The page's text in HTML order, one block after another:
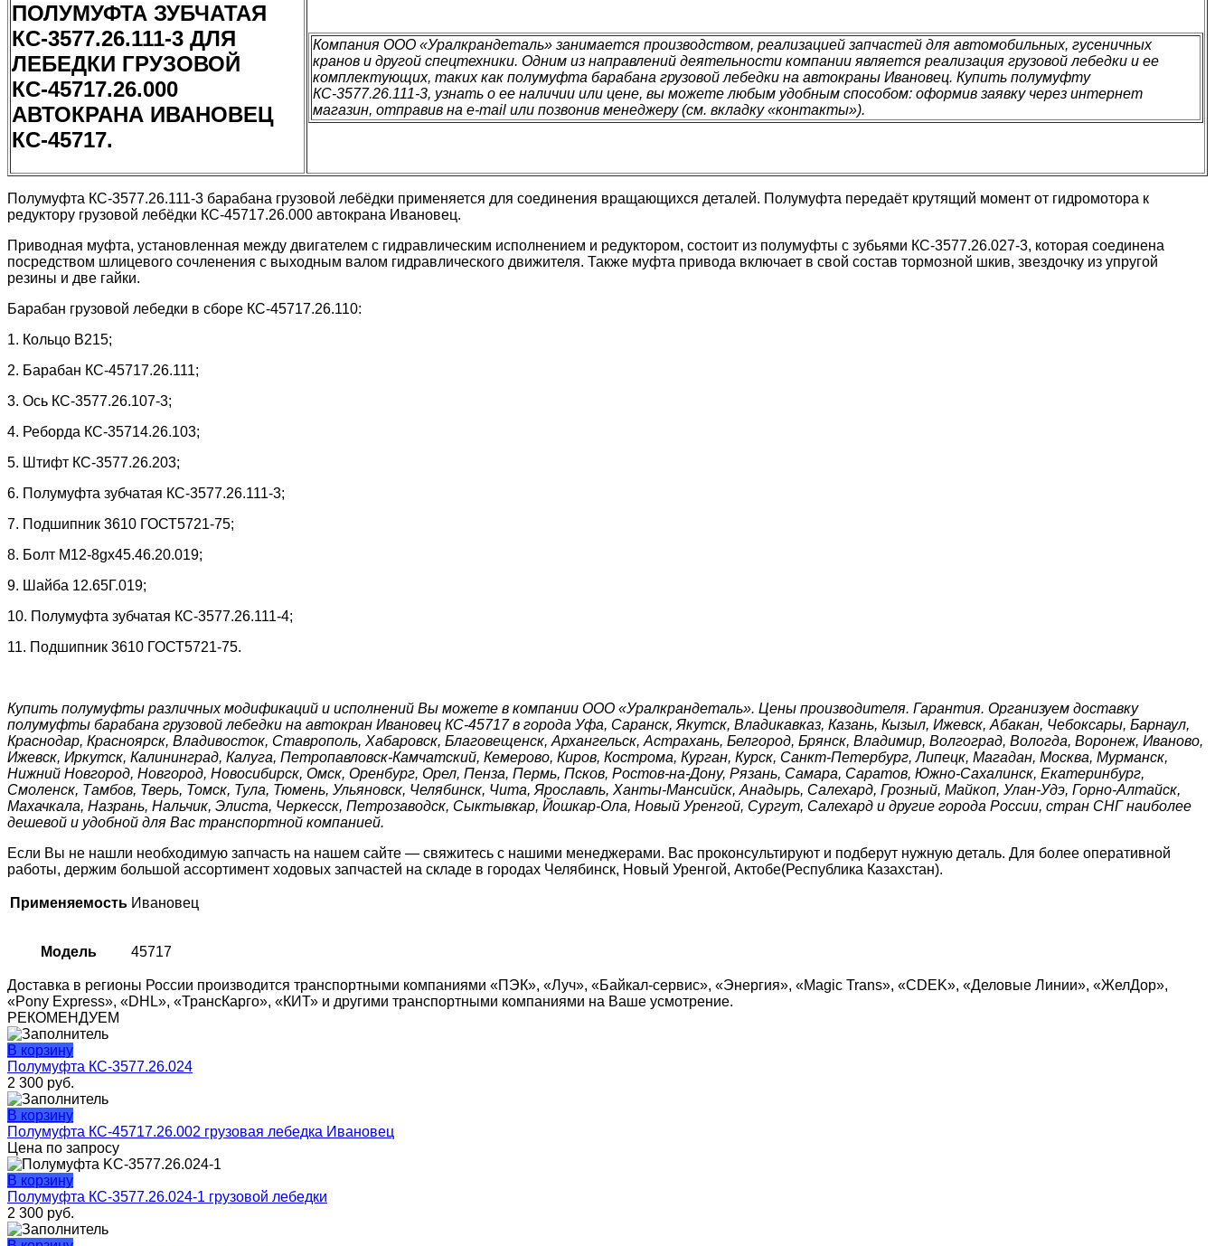
ПОЛУМУФТА ЗУБЧАТАЯ
КС-3577.26.111-3 ДЛЯ
ЛЕБЕДКИ ГРУЗОВОЙ
КС-45717.26.000
АВТОКРАНА ИВАНОВЕЦ
КС-45717.
Компания ООО «Уралкрандеталь» занимается производством, реализацией запчастей для автомобильных, гусеничных
кранов и другой спецтехники. Одним из направлений деятельности компании является реализация грузовой лебедки и ее
комплектующих, таких как полумуфта барабана грузовой лебедки на автокраны Ивановец. Купить полумуфту
КС-3577.26.111-3, узнать о ее наличии или цене, вы можете любым удобным способом: оформив заявку через интернет
магазин, отправив на e-mail или позвонив менеджеру (см. вкладку «контакты»).
Полумуфта КС-3577.26.111-3 барабана грузовой лебёдки применяется для соединения вращающихся деталей. Полумуфта передаёт крутящий момент от гидромотора к
редуктору грузовой лебёдки КС-45717.26.000 автокрана Ивановец.
Приводная муфта, установленная между двигателем с гидравлическим исполнением и редуктором, состоит из полумуфты с зубьями КС-3577.26.027-3, которая соединена
посредством шлицевого сочленения с выходным валом гидравлического движителя. Также муфта привода включает в свой состав тормозной шкив, звездочку из упругой
резины и две гайки.
Барабан грузовой лебедки в сборе КС-45717.26.110:
1. Кольцо В215;
2. Барабан КС-45717.26.111;
3. Ось КС-3577.26.107-3;
4. Реборда КС-35714.26.103;
5. Штифт КС-3577.26.203;
6. Полумуфта зубчатая КС-3577.26.111-3;
7. Подшипник 3610 ГОСТ5721-75;
8. Болт М12-8gх45.46.20.019;
9. Шайба 12.65Г.019;
10. Полумуфта зубчатая КС-3577.26.111-4;
11. Подшипник 3610 ГОСТ5721-75.
Купить полумуфты различных модификаций и исполнений Вы можете в компании ООО «Уралкрандеталь». Цены производителя. Гарантия. Организуем доставку
полумуфты барабана грузовой лебедки на автокран Ивановец КС-45717 в города Уфа, Саранск, Якутск, Владикавказ, Казань, Кызыл, Ижевск, Абакан, Чебоксары, Барнаул,
Краснодар, Красноярск, Владивосток, Ставрополь, Хабаровск, Благовещенск, Архангельск, Астрахань, Белгород, Брянск, Владимир, Волгоград, Вологда, Воронеж, Иваново,
Ижевск, Иркутск, Калининград, Калуга, Петропавловск-Камчатский, Кемерово, Киров, Кострома, Курган, Курск, Санкт-Петербург, Липецк, Магадан, Москва, Мурманск,
Нижний Новгород, Новгород, Новосибирск, Омск, Оренбург, Орел, Пенза, Пермь, Псков, Ростов-на-Дону, Рязань, Самара, Саратов, Южно-Сахалинск, Екатеринбург,
Смоленск, Тамбов, Тверь, Томск, Тула, Тюмень, Ульяновск, Челябинск, Чита, Ярославль, Ханты-Мансийск, Анадырь, Салехард, Грозный, Майкоп, Улан-Удэ, Горно-Алтайск,
Махачкала, Назрань, Нальчик, Элиста, Черкесск, Петрозаводск, Сыктывкар, Йошкар-Ола, Новый Уренгой, Сургут, Салехард и другие города России, стран СНГ наиболее
дешевой и удобной для Вас транспортной компанией.
Если Вы не нашли необходимую запчасть на нашем сайте — свяжитесь с нашими менеджерами. Вас проконсультируют и подберут нужную деталь. Для более оперативной
работы, держим большой ассортимент ходовых запчастей на складе в городах Челябинск, Новый Уренгой, Актобе(Республика Казахстан).
Применяемость Ивановец
Модель 45717
Доставка в регионы России производится транспортными компаниями «ПЭК», «Луч», «Байкал-сервис», «Энергия», «Magic Trans», «CDEK», «Деловые Линии», «ЖелДор»,
«Pony Express», «DHL», «ТрансКарго», «КИТ» и другими транспортными компаниями на Ваше усмотрение.
РЕКОМЕНДУЕМ
В корзину
Полумуфта КС-3577.26.024
2 300 руб.
В корзину
Полумуфта КС-45717.26.002 грузовая лебедка Ивановец
Цена по запросу
В корзину
Полумуфта КС-3577.26.024-1 грузовой лебедки
2 300 руб.